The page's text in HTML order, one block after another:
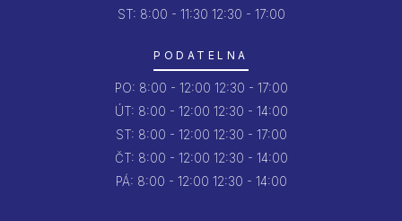
ST: 8:00 - 11:30 12:30 - 17:00
PODATELNA
PO: 8:00 - 12:00 12:30 - 17:00
ÚT: 8:00 - 12:00 12:30 - 14:00
ST: 8:00 - 12:00 12:30 - 17:00
ČT: 8:00 - 12:00 12:30 - 14:00
PÁ: 8:00 - 12:00 12:30 - 14:00